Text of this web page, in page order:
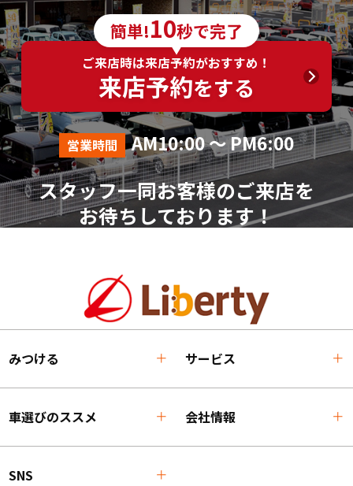
簡単!10秒で完了
ご来店時は来店予約がおすすめ！
来店予約をする
営業時間 AM10:00 ～ PM6:00
スタッフ一同お客様のご来店を
お待ちしております！
みつける サービス
車選びのススメ 会社情報
SNS